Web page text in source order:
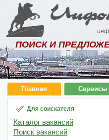
ПОИСК И
Главная Сервисы
Для соискателя
Каталог вакансий
Поиск вакансий